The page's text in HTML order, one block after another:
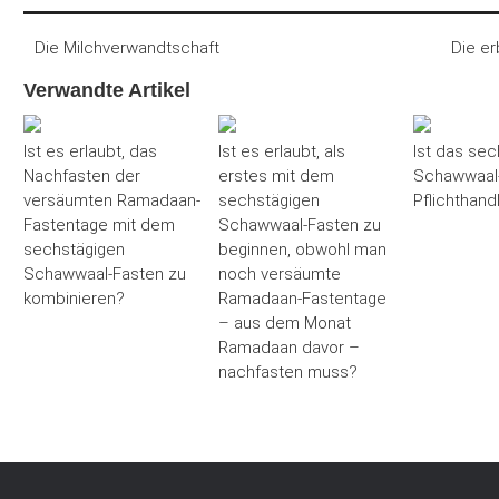
Die Milchverwandtschaft Die
Verwandte Artikel
Ist es erlaubt, das
Nachfasten der
versäumten Ramadaan-
Fastentage mit dem
sechstägigen
Schawwaal-Fasten zu
kombinieren?
Ist es erlaubt, als
erstes mit dem
sechstägigen
Schawwaal-Fasten zu
beginnen, obwohl man
noch versäumte
Ramadaan-Fastentage
– aus dem Monat
Ramadaan davor –
nachfasten muss?
Ist das